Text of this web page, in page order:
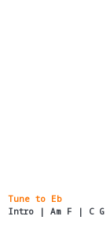
Tune to Eb
Intro | Am F | C G